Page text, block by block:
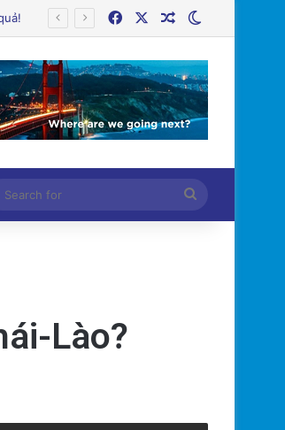
FacebookRandom Article
for
Lào?